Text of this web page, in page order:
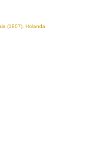
(1907), Holanda